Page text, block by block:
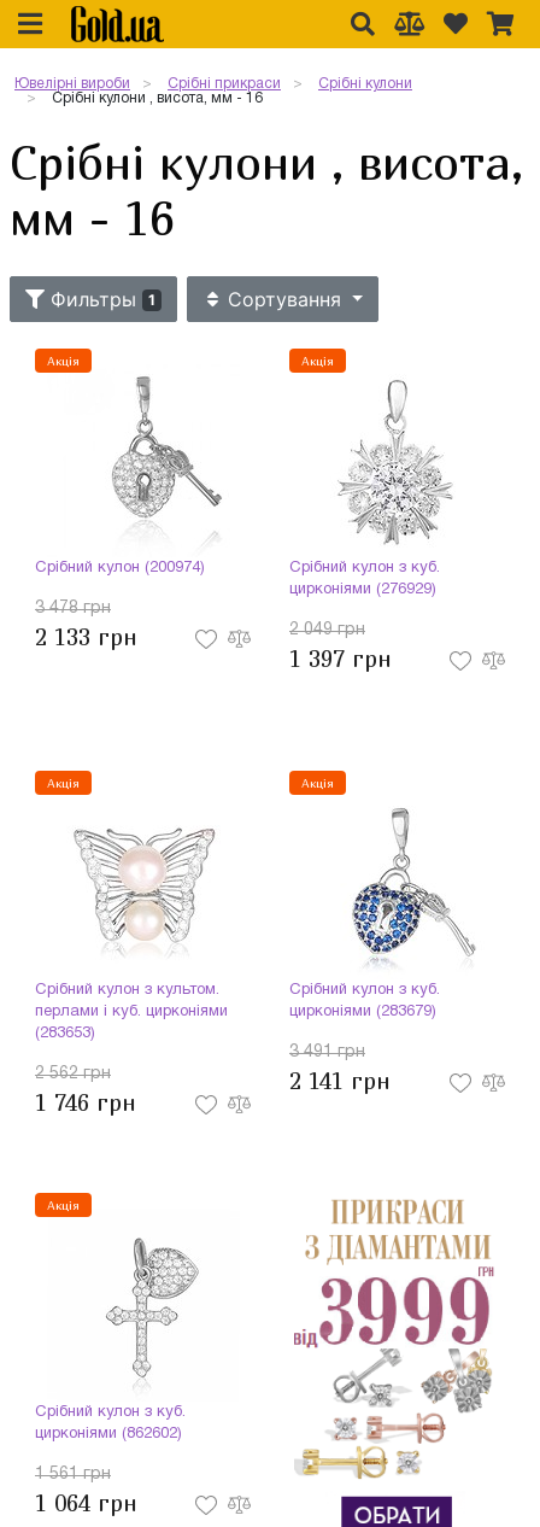
Ювелірні вироби Срібні прикраси
Срібні кулони
Срібні кулони , висота, мм - 16
Срібні кулони , висота,
мм - 16
Фильтры 1 Сортування
Акція
Срібний кулон (200974)
3 478 грн
2 133 грн
Акція
Срібний кулон з куб.
цирконіями (276929)
2 049 грн
1 397 грн
Акція
Срібний кулон з культом.
перлами і куб. цирконіями
(283653)
2 562 грн
1 746 грн
Акція
Срібний кулон з куб.
цирконіями (283679)
3 491 грн
2 141 грн
Акція
Срібний кулон з куб.
цирконіями (862602)
1 561 грн
1 064 грн